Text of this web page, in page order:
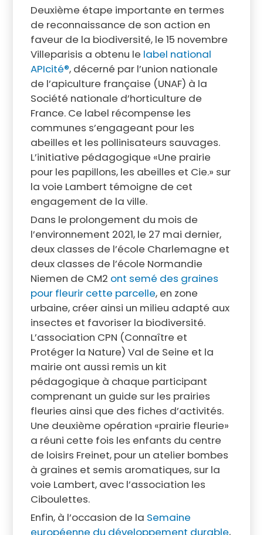
Deuxième étape importante en termes
de reconnaissance de son action en
faveur de la biodiversité, le 15 novembre
Villeparisis a obtenu le label national
APIcité®, décerné par l’union nationale
de l’apiculture française (UNAF) à la
Société nationale d’horticulture de
France. Ce label récompense les
communes s’engageant pour les
abeilles et les pollinisateurs sauvages.
L’initiative pédagogique «Une prairie
pour les papillons, les abeilles et Cie.» sur
la voie Lambert témoigne de cet
engagement de la ville.
Dans le prolongement du mois de
l’environnement 2021, le 27 mai dernier,
deux classes de l’école Charlemagne et
deux classes de l’école Normandie
Niemen de CM2 ont semé des graines
pour fleurir cette parcelle, en zone
urbaine, créer ainsi un milieu adapté aux
insectes et favoriser la biodiversité.
L’association CPN (Connaître et
Protéger la Nature) Val de Seine et la
mairie ont aussi remis un kit
pédagogique à chaque participant
comprenant un guide sur les prairies
fleuries ainsi que des fiches d’activités.
Une deuxième opération «prairie fleurie»
a réuni cette fois les enfants du centre
de loisirs Freinet, pour un atelier bombes
à graines et semis aromatiques, sur la
voie Lambert, avec l’association les
Ciboulettes.
Enfin, à l’occasion de la Semaine
européenne du développement durable,